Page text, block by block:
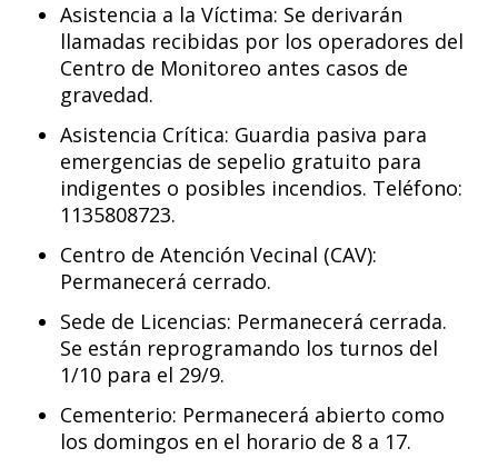
Asistencia a la Víctima: Se derivarán
llamadas recibidas por los operadores del
Centro de Monitoreo antes casos de
gravedad.
Asistencia Crítica: Guardia pasiva para
emergencias de sepelio gratuito para
indigentes o posibles incendios. Teléfono:
1135808723.
Centro de Atención Vecinal (CAV):
Permanecerá cerrado.
Sede de Licencias: Permanecerá cerrada.
Se están reprogramando los turnos del
1/10 para el 29/9.
Cementerio: Permanecerá abierto como
los domingos en el horario de 8 a 17.